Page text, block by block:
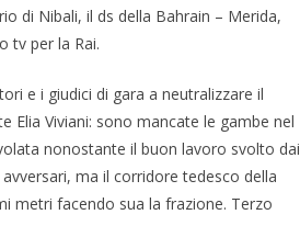
di Nibali, il ds della Bahrain – Merida,
tv per la Rai.
e i giudici di gara a neutralizzare il
Elia Viviani: sono mancate le gambe nel
nonostante il buon lavoro svolto dai
ma il corridore tedesco della
metri facendo sua la frazione. Terzo